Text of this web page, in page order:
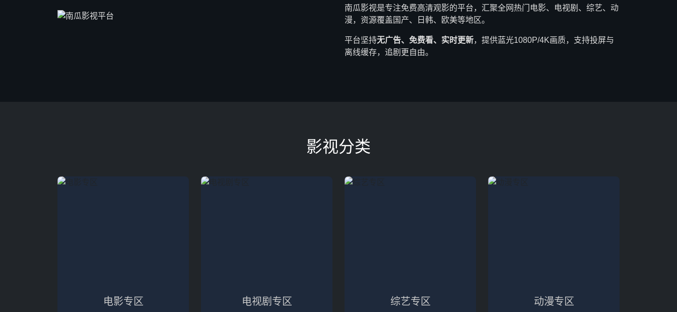
南瓜影视是专注免费高清观影的平台，汇聚全网热门电影、电视剧、综艺、动
漫，资源覆盖国产、日韩、欧美等地区。
平台坚持无广告、免费看、实时更新，提供蓝光1080P/4K画质，支持投屏与
离线缓存，追剧更自由。
影视分类
电影专区 电视剧专区 综艺专区 动漫专区